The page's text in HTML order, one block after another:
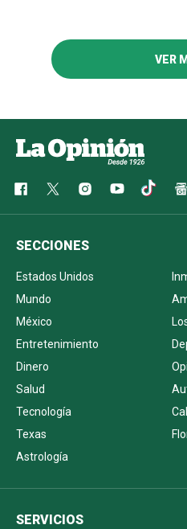
VER
SECCIONES
Estados Unidos
Mundo
México
Entretenimiento
Dinero
Salud
Tecnología
Texas
Astrología
SERVICIOS